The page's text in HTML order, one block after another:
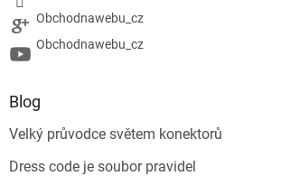
Obchodnawebu_cz
Obchodnawebu_cz
Blog
Velký průvodce světem konektorů
Dress code je soubor pravidel